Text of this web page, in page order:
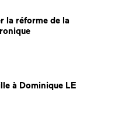
la réforme de la
à Dominique LE